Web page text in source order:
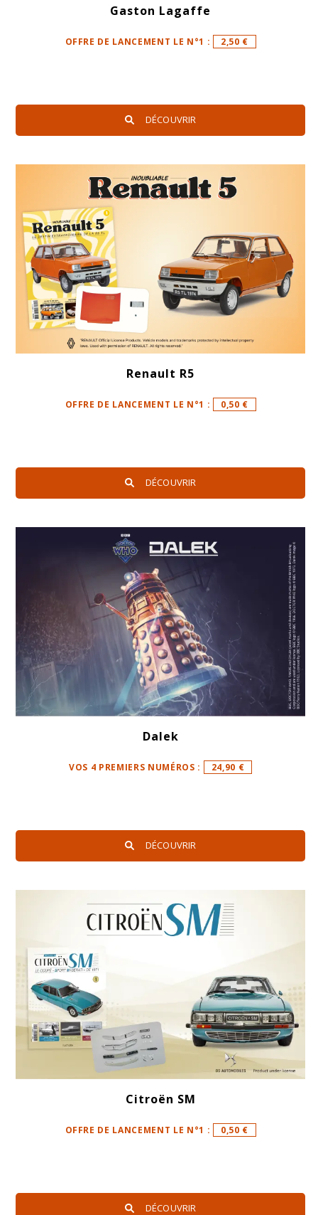
Gaston Lagaffe
OFFRE DE LANCEMENT LE N°1 : 2,50 €
DÉCOUVRIR
Renault R5
OFFRE DE LANCEMENT LE N°1 : 0,50 €
DÉCOUVRIR
Dalek
VOS 4 PREMIERS NUMÉROS : 24,90 €
DÉCOUVRIR
Citroën SM
OFFRE DE LANCEMENT LE N°1 : 0,50 €
DÉCOUVRIR